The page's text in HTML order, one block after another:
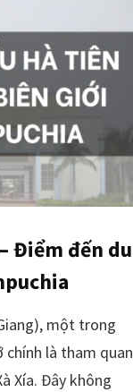
Điểm đến du
một trong
là tham quan
Xía. Đây không